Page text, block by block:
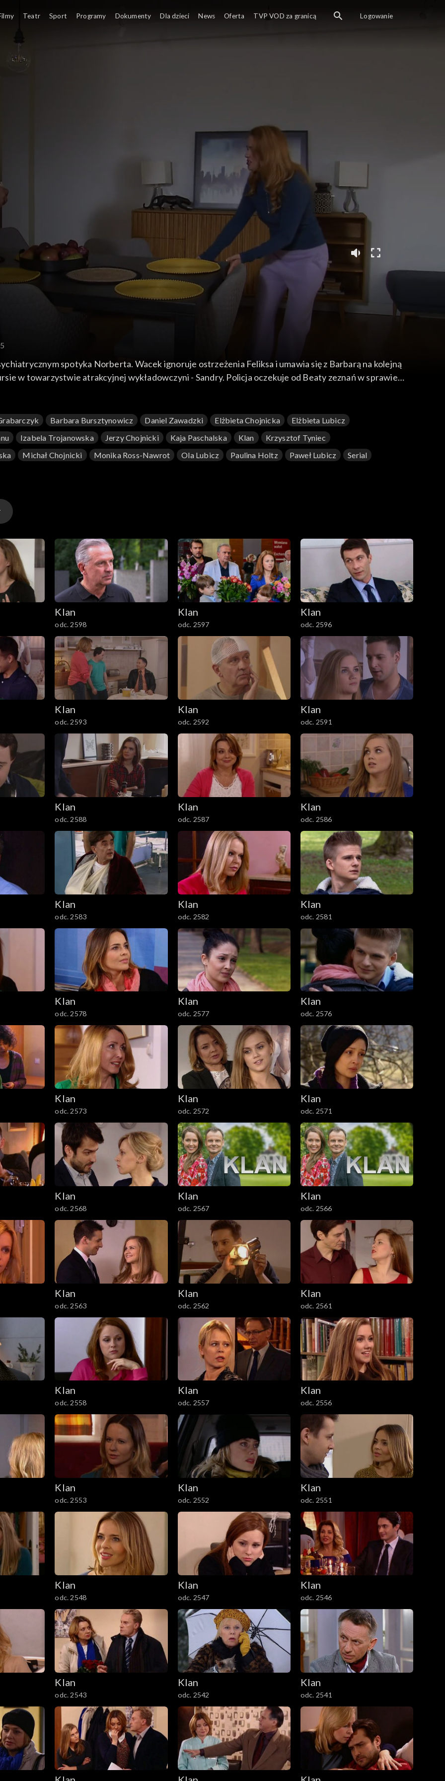
spotyka Norberta. Wacek ignoruje ostrzeżenia Feliksa i umawia się z Barbarą na kolejną
w towarzystwie atrakcyjnej wykładowczyni - Sandry. Policja oczekuje od Beaty zeznań w sprawie
Barbara Bursztynowicz Daniel Zawadzki Elżbieta Chojnicka
Elżbieta Lubicz
Izabela Trojanowska Jerzy Chojnicki Kaja Paschalska Klan
Krzysztof Tyniec
Michał Chojnicki Monika Ross-Nawrot Ola Lubicz Paulina Holtz Paweł Lubicz
Serial
Klan
odc. 2598
Klan
odc. 2597
Klan
odc. 2596
Klan
odc. 2593
Klan
odc. 2592
Klan
odc. 2591
Klan
odc. 2588
Klan
odc. 2587
Klan
odc. 2586
Klan
odc. 2583
Klan
odc. 2582
Klan
odc. 2581
Klan
odc. 2578
Klan
odc. 2577
Klan
odc. 2576
Klan
odc. 2573
Klan
odc. 2572
Klan
odc. 2571
Klan
odc. 2568
Klan
odc. 2567
Klan
odc. 2566
Klan
odc. 2563
Klan
odc. 2562
Klan
odc. 2561
Klan
odc. 2558
Klan
odc. 2557
Klan
odc. 2556
Klan
odc. 2553
Klan
odc. 2552
Klan
odc. 2551
Klan
odc. 2548
Klan
odc. 2547
Klan
odc. 2546
Klan
odc. 2543
Klan
odc. 2542
Klan
odc. 2541
Teatr Sport Programy Dokumenty Dla dzieci News Oferta TVP VOD za granicą Logowanie